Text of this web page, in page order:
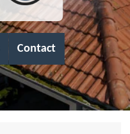
Contact